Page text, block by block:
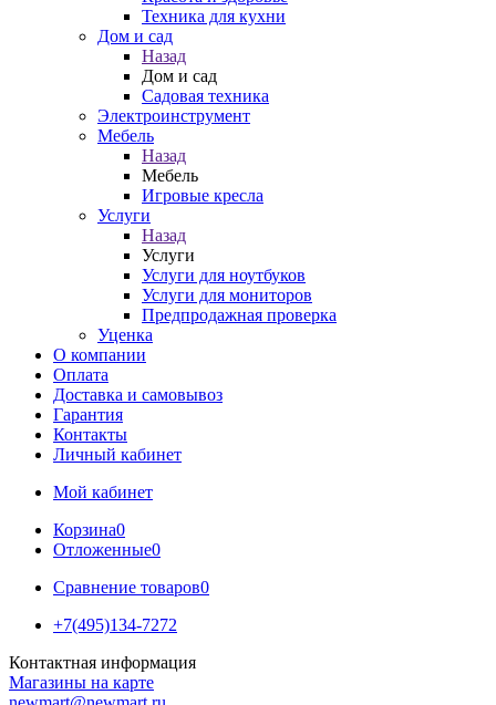
Техника для кухни
Дом и сад
Назад
Дом и сад
Садовая техника
Электроинструмент
Мебель
Назад
Мебель
Игровые кресла
Услуги
Назад
Услуги
Услуги для ноутбуков
Услуги для мониторов
Предпродажная проверка
Уценка
О компании
Оплата
Доставка и самовывоз
Гарантия
Контакты
Личный кабинет
Мой кабинет
Корзина0
Отложенные0
Сравнение товаров0
+7(495)134-7272
Контактная информация
Магазины на карте